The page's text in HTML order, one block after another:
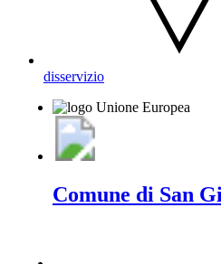
disservizio
Comune di San